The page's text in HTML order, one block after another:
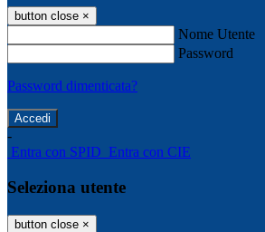
button close ×
Nome Utente
Password
Password dimenticata?
-
Entra con SPID Entra con CIE
Seleziona utente
button close ×